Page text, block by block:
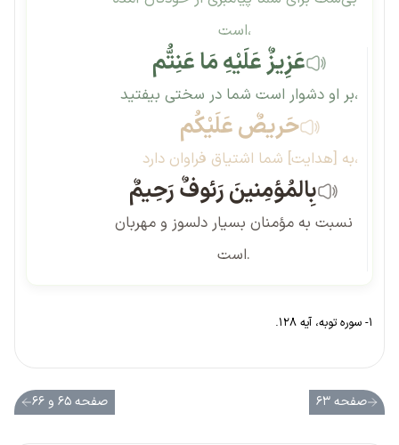
است،
عَزِیزٌ عَلَیْهِ مَا عَنِتُّم
بر او دشوار است شما در سختی بیفتید،
حَریصٌ عَلَیْکُم
به [هدایت] شما اشتیاق فراوان دارد،
بِالمُؤمِنینَ رَئوفٌ رَحِیمٌ
نسبت به مؤمنان بسیار دلسوز و مهربان
است.
۱- سوره توبه، آیه ۱۲۸.
صفحه ۶۳ صفحه ۶۵ و ۶۶